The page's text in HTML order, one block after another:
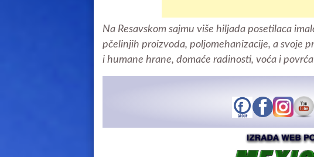
Na Resavskom sajmu više hiljada posetilaca
pčelinjih proizvoda, poljomehanizacije, a svoje
i humane hrane, domaće radinosti, voća i povrća